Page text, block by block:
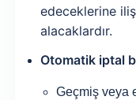
edeceklerine
alacaklardır.
Otomatik iptal
Geçmiş veya